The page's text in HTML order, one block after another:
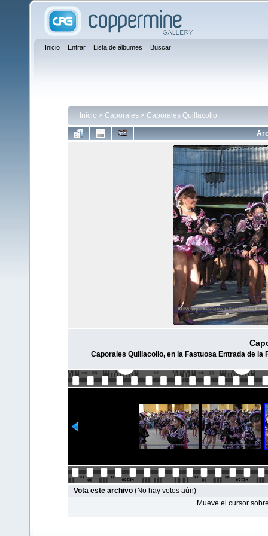
Inicio Entrar Lista de álbumes Buscar
Inicio > Caporales> Caporales Quillacollo
Caporales Quillacollo, en la Fastuosa Entrada de la
Vota este archivo(No hay votos aún)
Mueve el cursor